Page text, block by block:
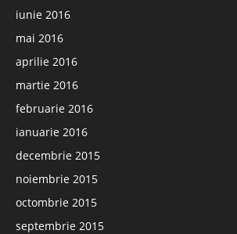
iunie 2016
mai 2016
aprilie 2016
martie 2016
februarie 2016
ianuarie 2016
decembrie 2015
noiembrie 2015
octombrie 2015
septembrie 2015